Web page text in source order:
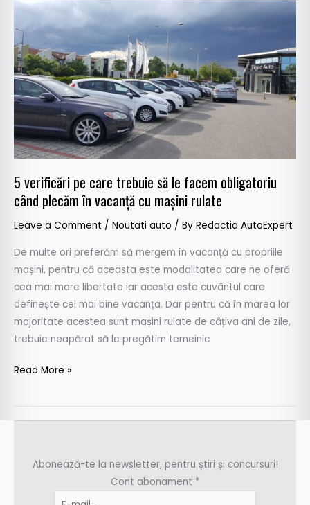
5 verificări pe care trebuie să le facem obligatoriu
când plecăm în vacanță cu mașini rulate
Leave a Comment / Noutati auto / By Redactia AutoExpert
De multe ori preferăm să mergem în vacanță cu propriile
mașini, pentru că aceasta este modalitatea care ne oferă
cea mai mare libertate iar acesta este cuvântul care
definește cel mai bine vacanța. Dar pentru că în marea lor
majoritate acestea sunt mașini rulate de câțiva ani de zile,
trebuie neapărat să le pregătim temeinic
5
verificări
pe
care
trebuie
să
facem
obligatoriu
când
plecăm
în
cu
mașini
rulate
Read More »
Abonează-te la newsletter, pentru știri și concursuri!
Cont abonament *